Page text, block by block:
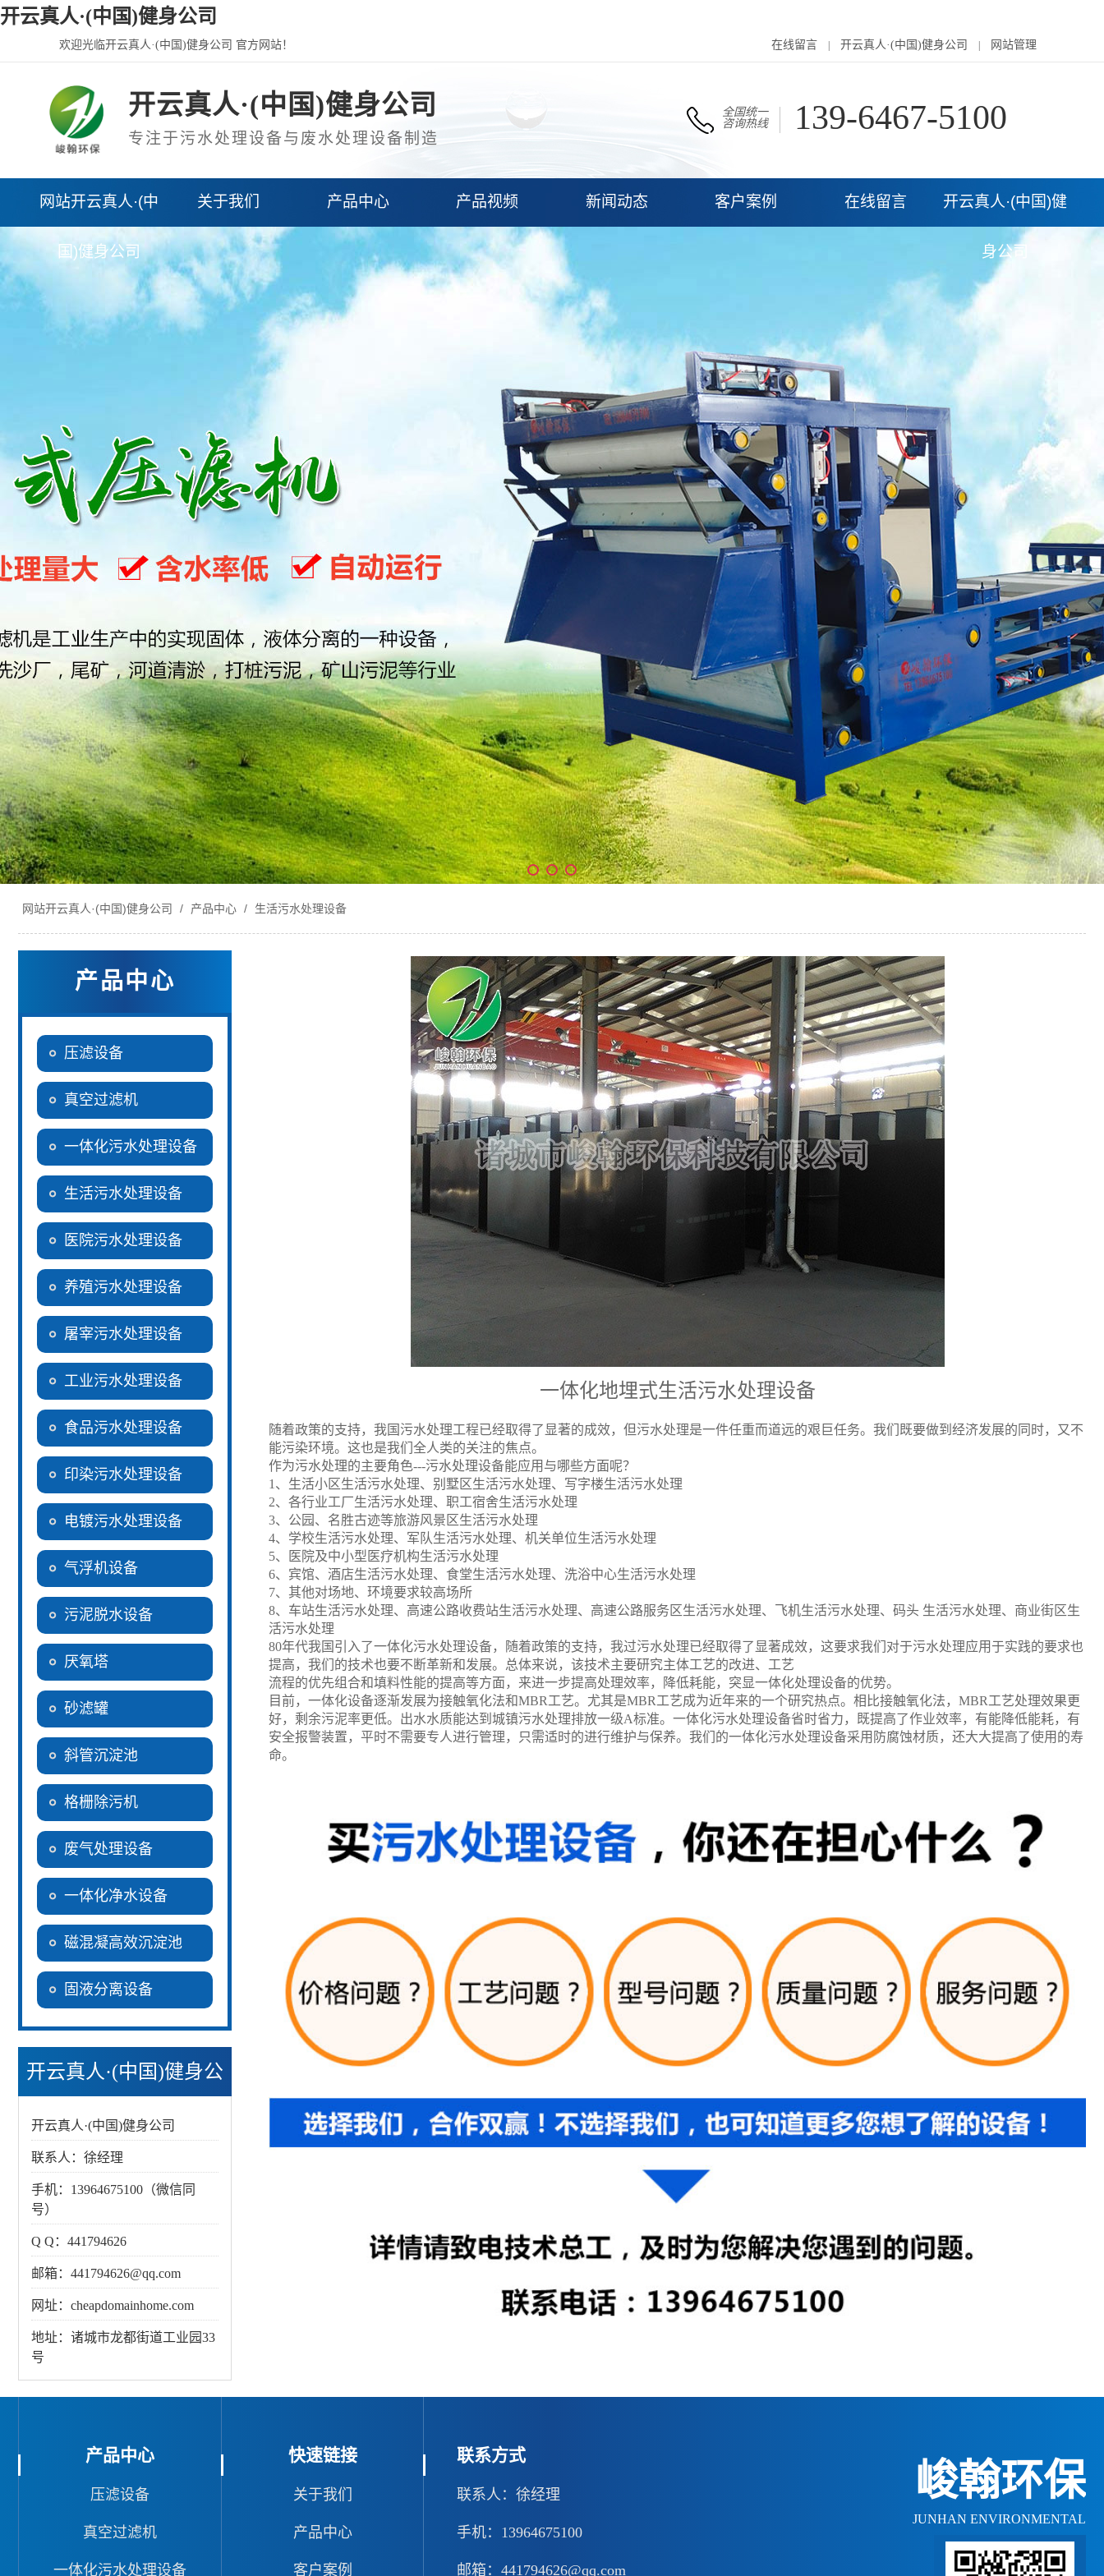
开云真人·(中国)健身公司
欢迎光临开云真人·(中国)健身公司 官方网站！ 在线留言 开云真人·(中国)健身公司 网站管理
开云真人·(中国)健身公司
专注于污水处理设备与废水处理设备制造
全国统一
咨询热线
139-6467-5100
网站开云真人·(中
国)健身公司
关于我们 产品中心 产品视频 新闻动态 客户案例 在线留言 开云真人·(中国)健
身公司
网站开云真人·(中国)健身公司 / 产品中心 / 生活污水处理设备
产品中心
压滤设备
真空过滤机
一体化污水处理设备
生活污水处理设备
医院污水处理设备
养殖污水处理设备
屠宰污水处理设备
工业污水处理设备
食品污水处理设备
印染污水处理设备
电镀污水处理设备
气浮机设备
污泥脱水设备
厌氧塔
砂滤罐
斜管沉淀池
格栅除污机
废气处理设备
一体化净水设备
磁混凝高效沉淀池
固液分离设备
开云真人·(中国)健身公
司
开云真人·(中国)健身公司
联系人：徐经理
手机：13964675100（微信同
号）
Q Q：441794626
邮箱：441794626@qq.com
网址：cheapdomainhome.com
地址：诸城市龙都街道工业园33
号
一体化地埋式生活污水处理设备
随着政策的支持，我国污水处理工程已经取得了显著的成效，但污水处理是一件任重而道远的艰巨任务。我们既要做到经济发展的同时，又不
能污染环境。这也是我们全人类的关注的焦点。
作为污水处理的主要角色---污水处理设备能应用与哪些方面呢？
1 、生活小区生活污水处理、别墅区生活污水处理、写字楼生活污水处理
2、各行业工厂生活污水处理、职工宿舍生活污水处理
3、公园、名胜古迹等旅游风景区生活污水处理
4、学校生活污水处理、军队生活污水处理、机关单位生活污水处理
5、医院及中小型医疗机构生活污水处理
6、宾馆、酒店生活污水处理、食堂生活污水处理、洗浴中心生活污水处理
7、其他对场地、环境要求较高场所
8、车站生活污水处理、高速公路收费站生活污水处理、高速公路服务区生活污水处理、飞机生活污水处理、码头 生活污水处理、商业街区生
活污水处理
80年代我国引入了一体化污水处理设备，随着政策的支持，我过污水处理已经取得了显著成效，这要求我们对于污水处理应用于实践的要求也
提高，我们的技术也要不断革新和发展。总体来说，该技术主要研究主体工艺的改进、工艺
流程的优先组合和填料性能的提高等方面，来进一步提高处理效率，降低耗能，突显一体化处理设备的优势。
目前，一体化设备逐渐发展为接触氧化法和MBR工艺。尤其是MBR工艺成为近年来的一个研究热点。相比接触氧化法， MBR工艺处理效果更
好，剩余污泥率更低。出水水质能达到城镇污水处理排放一级A标准。一体化污水处理设备省时省力，既提高了作业效率，有能降低能耗，有
安全报警装置，平时不需要专人进行管理，只需适时的进行维护与保养。我们的一体化污水处理设备采用防腐蚀材质，还大大提高了使用的寿
命。
产品中心
压滤设备
真空过滤机
一体化污水处理设备
快速链接
关于我们
产品中心
客户案例
联系方式
联系人：徐经理
手机：13964675100
邮箱：441794626@qq.com
峻翰环保
JUNHAN ENVIRONMENTAL